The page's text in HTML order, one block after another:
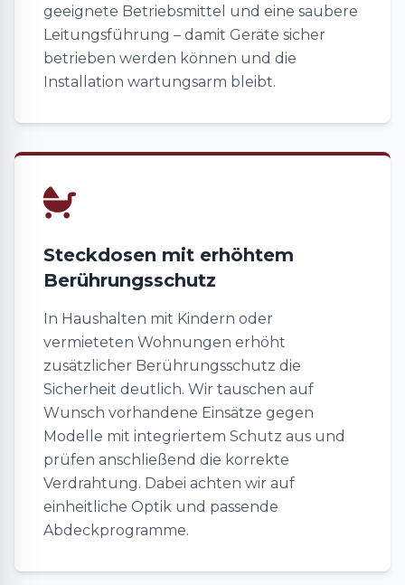
geeignete Betriebsmittel und eine saubere
Leitungsführung – damit Geräte sicher
betrieben werden können und die
Installation wartungsarm bleibt.
Steckdosen mit erhöhtem
Berührungsschutz
In Haushalten mit Kindern oder
vermieteten Wohnungen erhöht
zusätzlicher Berührungsschutz die
Sicherheit deutlich. Wir tauschen auf
Wunsch vorhandene Einsätze gegen
Modelle mit integriertem Schutz aus und
prüfen anschließend die korrekte
Verdrahtung. Dabei achten wir auf
einheitliche Optik und passende
Abdeckprogramme.